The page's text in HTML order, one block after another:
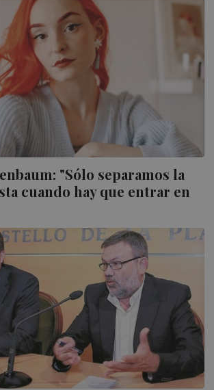
"Sólo separamos la
cuando hay que entrar en